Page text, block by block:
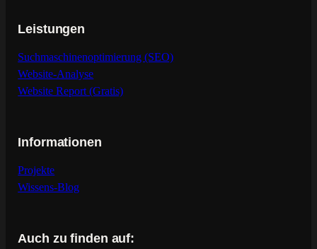
Leistungen
Suchmaschinenoptimierung (SEO)
Website-Analyse
Website Report (Gratis)
Informationen
Projekte
Wissens-Blog
Auch zu finden auf: